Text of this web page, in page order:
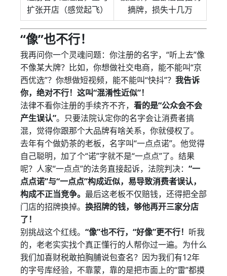
扩张开店（感觉起飞）
摘牌，损失十几万
“像”也不行！
我再问你一个灵魂问题：你注册的名字，“听上去”像
不像某大牌？比如，你想做社交电商，能不能叫“京
西优选”？你想做短视频，能不能叫“快抖”？ 我告诉
你，绝对不行！这叫“混淆性近似”！
法律不看你注册的手续齐不齐， 看的是“公众会不会
产生误认”。只要法院认定你的名字会让消费者搞
混，觉得你跟那个大品牌有啥关系，你就侵权了。
去年有个做奶茶的老板，名字叫“一点点诺”。他觉得
自己聪明，加了个“诺”字就不是“一点点”了。结果
呢？人家“一点点”的法务直接起诉，法院判决： “一
点点诺”与“一点点”构成近似，易导致消费者误认，
构成不正当竞争。 最后这老板不仅赔钱，还得把全部
门店的招牌换掉。 换招牌的钱，够他再开三家分店
了！
别挑战这个红线。 “像”也不行，“好像”更不行！ 听我
的，老老实实找个真正懂行的人帮你过一遍。为什么
我们加喜财税敢拍胸脯说包查名？因为我们有12年
的字号库经验，不靠蒙，靠的是把市面上的“雷”都摸